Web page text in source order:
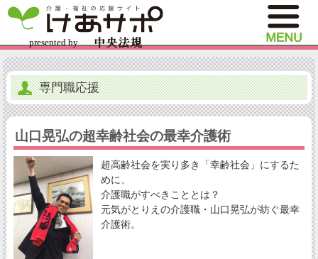
専門職応援
山口晃弘の超幸齢社会の最幸介護術
超高齢社会を実り多き「幸齢社会」にするた
めに、
介護職がすべきこととは？
元気がとりえの介護職・山口晃弘が紡ぐ最幸
介護術。